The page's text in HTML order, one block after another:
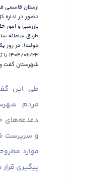
ارسلان قاسمی
حضور در اداره
بازرسی و امور
طریق سامانه
دولت)، در روز
شهرستان گفت
طی این
مردم
دغدغه‌های
و سرپرست
موارد
پیگیری قرار